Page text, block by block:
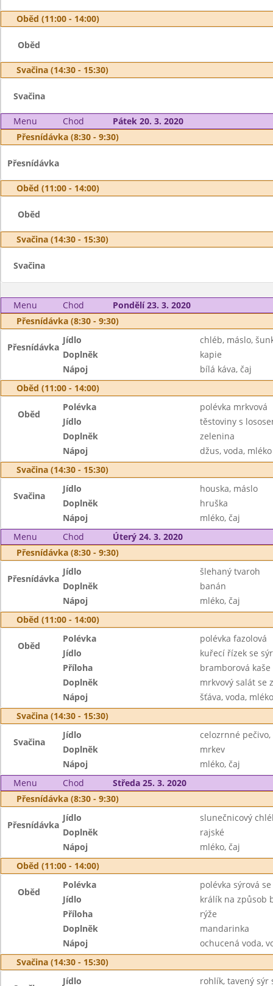
Oběd (11:00 - 14:00)
Oběd
Svačina (14:30 - 15:30)
Svačina
Menu Chod
Pátek 20. 3. 2020
Přesnídávka (8:30 - 9:30)
Přesnídávka
Oběd (11:00 - 14:00)
Oběd
Svačina (14:30 - 15:30)
Svačina
Menu Chod
Pondělí 23. 3. 2020
Přesnídávka (8:30 - 9:30)
Přesnídávka
Jídlo
chléb, máslo,
Doplněk
kapie
Nápoj
bílá káva, čaj
Oběd (11:00 - 14:00)
Oběd
Polévka
polévka mrkvová
Jídlo
těstoviny s
Doplněk
zelenina
Nápoj
džus, voda, mléko
Svačina (14:30 - 15:30)
Svačina
Jídlo
houska, máslo
Doplněk
hruška
Nápoj
mléko, čaj
Menu
Chod
Úterý 24. 3. 2020
Přesnídávka (8:30 - 9:30)
Přesnídávka
Jídlo
šlehaný tvaroh
Doplněk
banán
Nápoj
mléko, čaj
Oběd (11:00 - 14:00)
Oběd
Polévka
polévka fazolová
Jídlo
kuřecí řízek se
Příloha
bramborová kaše
Doplněk
mrkvový salát se
Nápoj
šťáva, voda, mléko
Svačina (14:30 - 15:30)
Svačina
Jídlo
celozrnné
Doplněk
mrkev
Nápoj
mléko, čaj
Menu
Chod
Středa 25. 3. 2020
Přesnídávka (8:30 - 9:30)
Přesnídávka
Jídlo
slunečnicový
Doplněk
rajské
Nápoj
mléko, čaj
Oběd (11:00 - 14:00)
Oběd
Polévka
polévka sýrová
Jídlo
králík na způsob
Příloha
rýže
Doplněk
mandarinka
Nápoj
ochucená voda,
Svačina (14:30 - 15:30)
Jídlo rohlík, tavený sýr